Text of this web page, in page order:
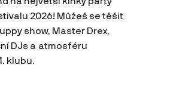
2026! Můžeš se těšit
show, Master Drex,
DJs a atmosféru
klubu.